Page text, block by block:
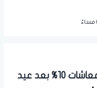
رسميا.. زيادة المعاشات 10% بعد عيد